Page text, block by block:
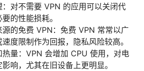
：对不需要 VPN 的应用可以关闭代
的性能损耗。
的免费 VPN：免费 VPN 常常以广
度限制作为回报，隐私风险较高。
热量：VPN 会增加 CPU 使用，对电
响，尤其在旧设备上更明显。